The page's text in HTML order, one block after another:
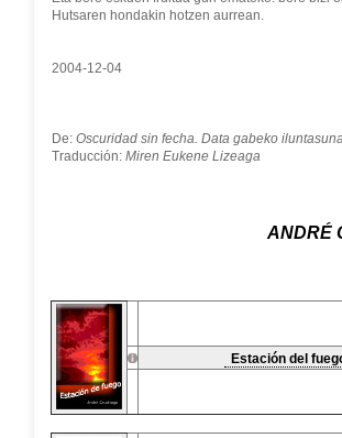
Hutsaren hondakin hotzen aurrean.
2004-12-04
De: Oscuridad sin fecha. Data gabeko iluntasuna
Traducción: Miren Eukene Lizeaga
ANDRÉ
Estación del